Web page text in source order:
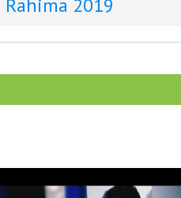
Rahima 2019